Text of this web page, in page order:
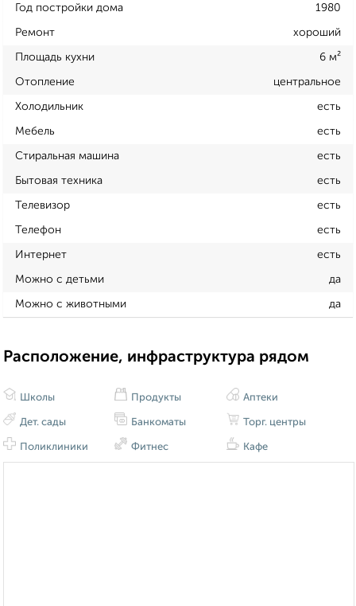
Год постройки дома 1980
Ремонт хороший
Площадь кухни 6 м²
Отопление центральное
Холодильник есть
Мебель есть
Стиральная машина есть
Бытовая техника есть
Телевизор есть
Телефон есть
Интернет есть
Можно с детьми да
Можно с животными да
Расположение, инфраструктура рядом
Школы
Дет. сады
Поликлиники
Продукты
Банкоматы
Фитнес
Аптеки
Торг. центры
Кафе